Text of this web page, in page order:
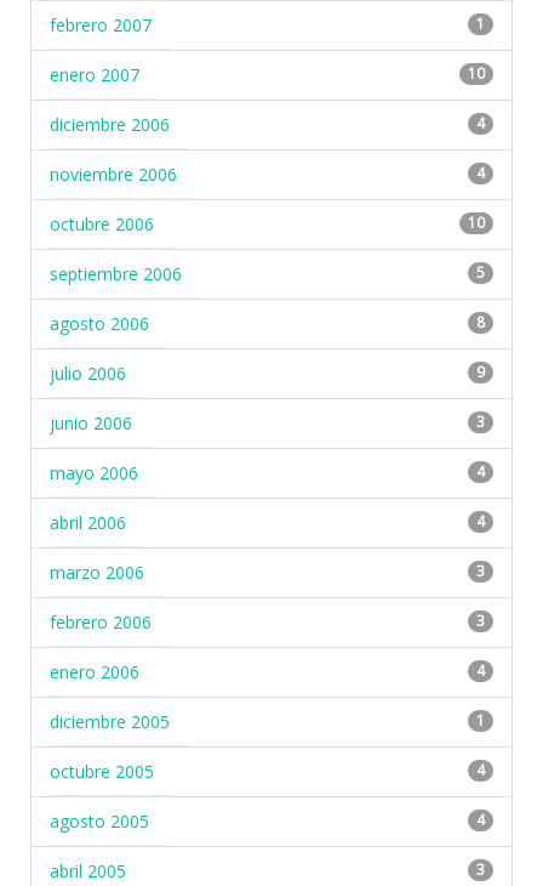
febrero 2007 1
enero 2007 10
diciembre 2006 4
noviembre 2006 4
octubre 2006 10
septiembre 2006 5
agosto 2006 8
julio 2006 9
junio 2006 3
mayo 2006 4
abril 2006 4
marzo 2006 3
febrero 2006 3
enero 2006 4
diciembre 2005 1
octubre 2005 4
agosto 2005 4
abril 2005 3